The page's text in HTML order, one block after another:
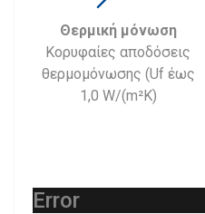
Θερμική μόνωση
Κορυφαίες αποδόσεις
θερμομόνωσης (Uf έως
1,0 W/(m²K)
Error